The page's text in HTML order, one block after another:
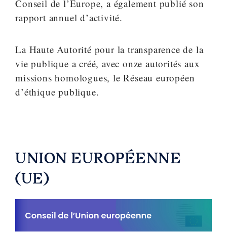
Conseil de l’Europe, a également publié son
rapport annuel d’activité.
La Haute Autorité pour la transparence de la
vie publique a créé, avec onze autorités aux
missions homologues, le Réseau européen
d’éthique publique.
UNION EUROPÉENNE
(UE)